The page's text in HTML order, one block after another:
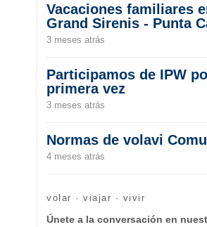
Vacaciones familiares
Grand Sirenis - Punta
3 meses atrás
Participamos de IPW
primera vez
3 meses atrás
Normas de volavi
4 meses atrás
volar · viajar · vivir
Únete a la conversación en